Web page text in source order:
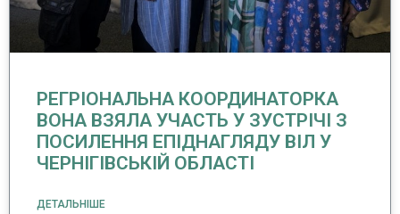
РЕГРІОНАЛЬНА КООРДИНАТОРКА
ВОНА ВЗЯЛА УЧАСТЬ У ЗУСТРІЧІ З
ПОСИЛЕННЯ ЕПІДНАГЛЯДУ ВІЛ У
ЧЕРНІГІВСЬКІЙ ОБЛАСТІ
ДЕТАЛЬНІШЕ